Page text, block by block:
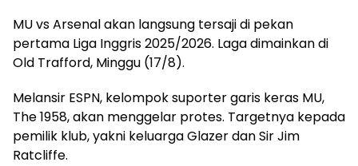
MU vs Arsenal akan langsung tersaji di pekan
pertama Liga Inggris 2025/2026. Laga dimainkan di
Old Trafford, Minggu (17/8).
Melansir ESPN, kelompok suporter garis keras MU,
The 1958, akan menggelar protes. Targetnya kepada
pemilik klub, yakni keluarga Glazer dan Sir Jim
Ratcliffe.